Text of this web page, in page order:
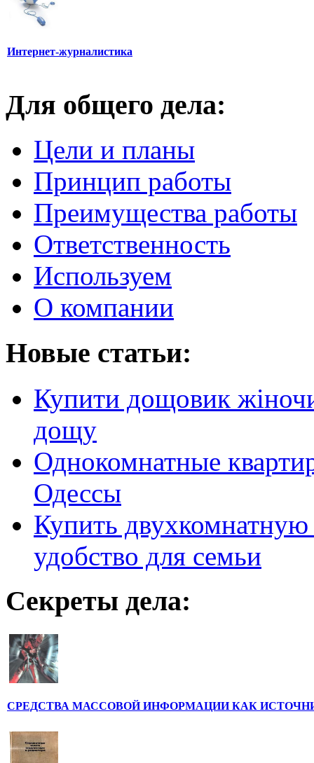
Интернет-журналистика
Для общего дела:
Цели и планы
Принцип работы
Преимущества работы
Ответственность
Используем
О компании
Новые статьи:
Купити дощовик
дощу
Однокомнатные
Одессы
Купить
удобство для семьи
Секреты дела:
СРЕДСТВА МАССОВОЙ ИНФОРМАЦИИ КАК